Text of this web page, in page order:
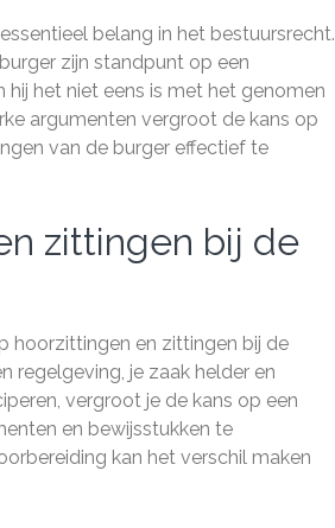
belang in het bestuursrecht.
zijn standpunt op een
het niet eens is met het genomen
argumenten vergroot de kans op
van de burger effectief te
zittingen bij de
hoorzittingen en zittingen bij de
regelgeving, je zaak helder en
vergroot je de kans op een
en bewijsstukken te
kan het verschil maken